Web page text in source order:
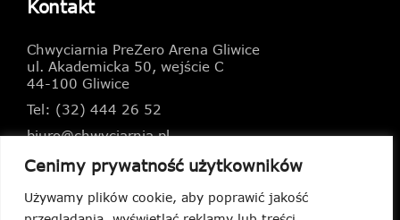
Cenimy prywatność użytkowników
Używamy plików cookie, aby poprawić jakość
Kontakt
Chwyciarnia PreZero Arena Gliwice
ul. Akademicka 50, wejście C
44-100 Gliwice
Tel: (32) 444 26 52
biuro@chwyciarnia.pl